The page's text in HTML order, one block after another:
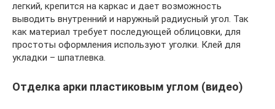
легкий, крепится на каркас и дает возможность
выводить внутренний и наружный радиусный угол. Так
как материал требует последующей облицовки, для
простоты оформления используют уголки. Клей для
укладки – шпатлевка.
Отделка арки пластиковым углом (видео)